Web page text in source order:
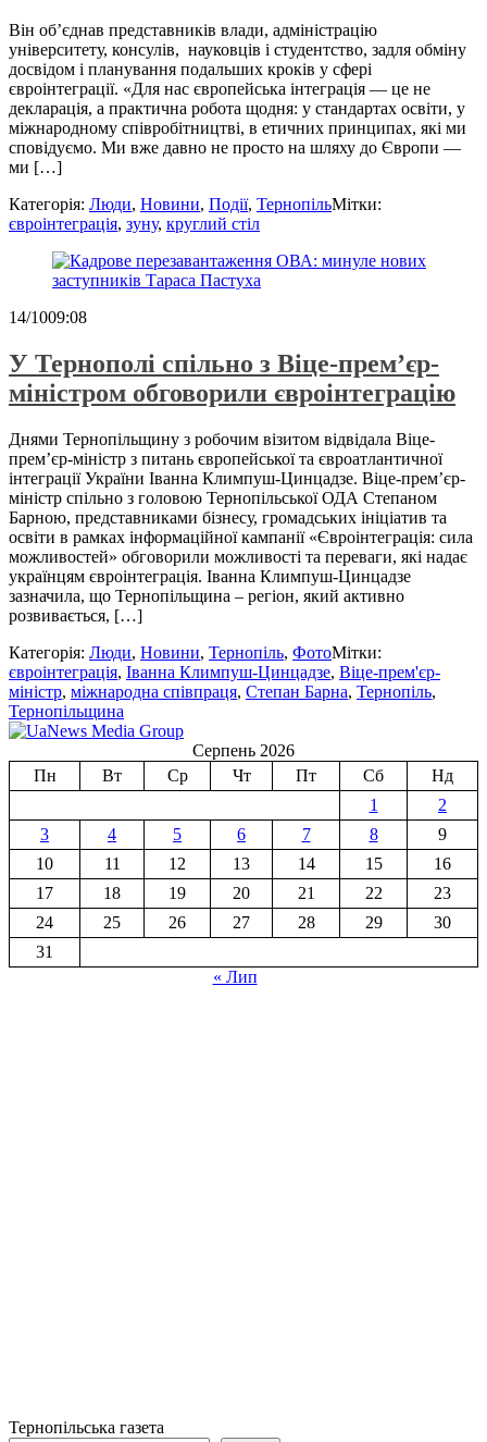
Він об’єднав представників влади, адміністрацію
університету, консулів, науковців і студентство, задля обміну
досвідом і планування подальших кроків у сфері
євроінтеграції. «Для нас європейська інтеграція — це не
декларація, а практична робота щодня: у стандартах освіти, у
міжнародному співробітництві, в етичних принципах, які ми
сповідуємо. Ми вже давно не просто на шляху до Європи —
ми […]
Категорія: Люди, Новини, Події, ТернопільМітки:
євроінтеграція, зуну, круглий стіл
14/1009:08
У Тернополі спільно з Віце-прем’єр-
міністром обговорили євроінтеграцію
Днями Тернопільщину з робочим візитом відвідала Віце-
прем’єр-міністр з питань європейської та євроатлантичної
інтеграції України Іванна Климпуш-Цинцадзе. Віце-прем’єр-
міністр спільно з головою Тернопільської ОДА Степаном
Барною, представниками бізнесу, громадських ініціатив та
освіти в рамках інформаційної кампанії «Євроінтеграція: сила
можливостей» обговорили можливості та переваги, які надає
українцям євроінтеграція. Іванна Климпуш-Цинцадзе
зазначила, що Тернопільщина – регіон, який активно
розвивається, […]
Категорія: Люди, Новини, Тернопіль, ФотоМітки:
євроінтеграція, Іванна Климпуш-Цинцадзе, Віце-прем'єр-
міністр, міжнародна співпраця, Степан Барна, Тернопіль,
Тернопільщина
Серпень 2026
Пн
Вт Ср Чт Пт Сб
Нд
1
2
3
4 5 6 7 8
9
10
11 12 13 14 15
16
17
18 19 20 21 22
23
24
25 26 27 28 29
30
31
« Лип
Тернопільська газета